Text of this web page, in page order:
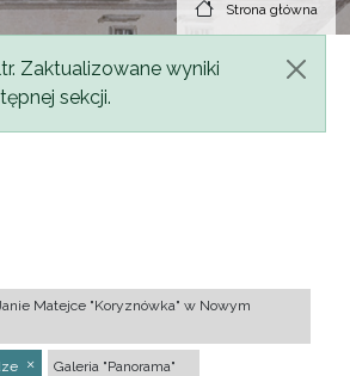
Strona główna
Zaktualizowane wyniki
sekcji.
Matejce "Koryznówka" w Nowym
Galeria "Panorama"